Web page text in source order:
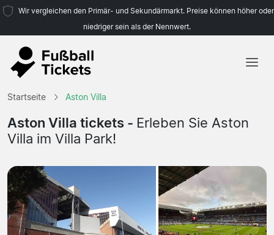
Wir vergleichen den Primär- und Sekundärmarkt. Preise können höher oder
niedriger sein als der Nennwert.
Mannschaften
Startseite Aston Villa
Aston Villa tickets - Erleben Sie Aston
Villa im Villa Park!